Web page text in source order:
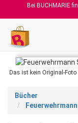
Bei BUCHMARIE
Das ist kein Original-
Bücher